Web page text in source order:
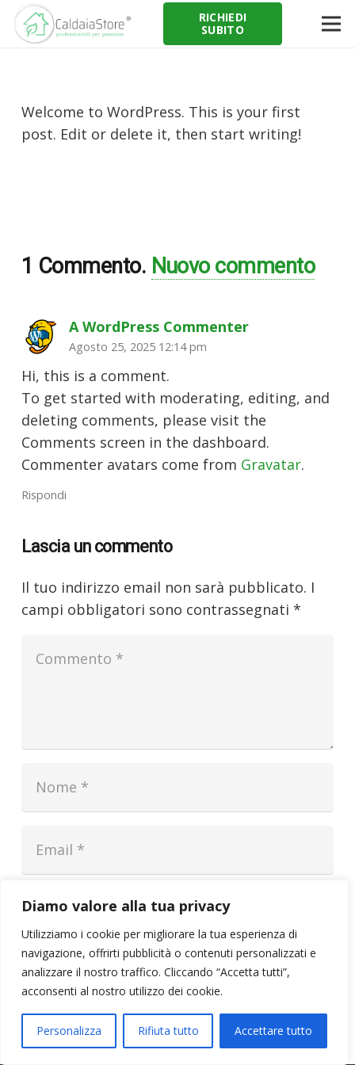
Diamo valore alla tua privacy
Utilizziamo i cookie per migliorare la tua esperienza di
navigazione, offrirti pubblicità o contenuti personalizzati e
analizzare il nostro traffico. Cliccando “Accetta tutti”,
acconsenti al nostro utilizzo dei cookie.
Personalizza Rifiuta tutto Accettare tutto
RICHIEDI
SUBITO
Welcome to WordPress. This is your first
post. Edit or delete it, then start writing!
1 Commento. Nuovo commento
A WordPress Commenter
Agosto 25, 2025 12:14 pm
Hi, this is a comment.
To get started with moderating, editing, and
deleting comments, please visit the
Comments screen in the dashboard.
Commenter avatars come from Gravatar.
Rispondi
Lascia un commento
Il tuo indirizzo email non sarà pubblicato. I
campi obbligatori sono contrassegnati *
Salva il mio nome, email e sito web in
questo browser per la prossima volta che
commento.
INVIA COMMENTO